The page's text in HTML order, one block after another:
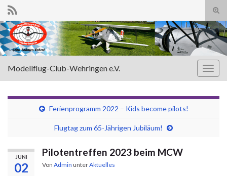
Search for:
Modellflug-Club-Wehringen e.V.
Ferienprogramm 2022 – Kids become pilots!
Flugtag zum 65-Jährigen Jubiläum!
JUNI
02
Pilotentreffen 2023 beim MCW
Von Admin unterAktuelles